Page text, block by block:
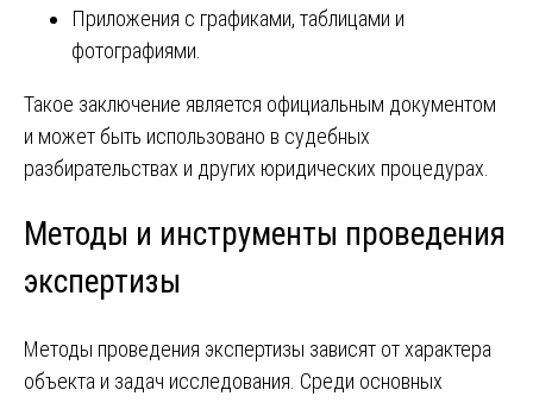
Приложения с графиками, таблицами и
фотографиями.
Такое заключение является официальным документом
и может быть использовано в судебных
разбирательствах и других юридических процедурах.
Методы и инструменты проведения
экспертизы
Методы проведения экспертизы зависят от характера
объекта и задач исследования. Среди основных